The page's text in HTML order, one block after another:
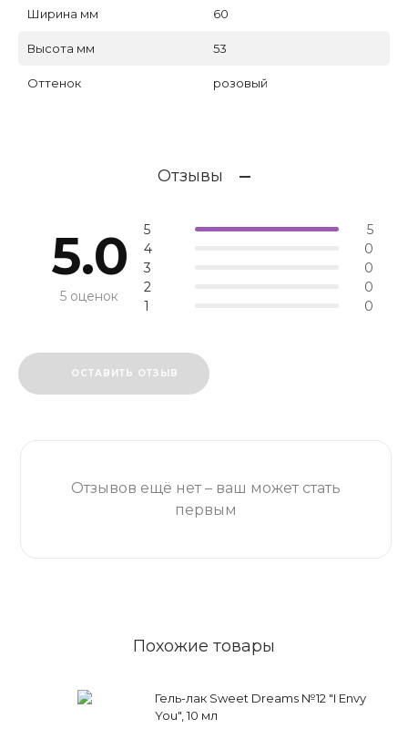
Ширина мм 60
Высота мм 53
Оттенок розовый
Отзывы
5.0
5 оценок
5
5
4
0
3
0
2
0
1
0
ОСТАВИТЬ ОТЗЫВ
Отзывов ещё нет – ваш может стать
первым
Похожие товары
Гель-лак Sweet Dreams №12 "I Envy
You", 10 мл